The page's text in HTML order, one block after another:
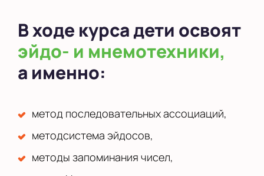
В ходе курса дети освоят
эйдо- и мнемотехники,
а именно:
метод последовательных ассоциаций,
методсистема эйдосов,
методы запоминания чисел,